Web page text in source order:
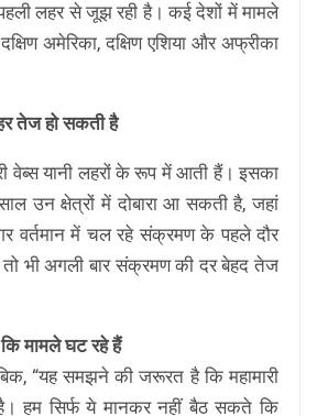
लहर से जूझ रही है। कई देशों में मामले
अमेरिका, दक्षिण एशिया और अफ्रीका
तेज हो सकती है
वेब्स यानी लहरों के रूप में आती हैं। इसका
उन क्षेत्रों में दोबारा आ सकती है, जहां
वर्तमान में चल रहे संक्रमण के पहले दौर
तो भी अगली बार संक्रमण की दर बेहद तेज
मामले घट रहे हैं
“यह समझने की जरूरत है कि महामारी
हम सिर्फ ये मानकर नहीं बैठ सकते कि